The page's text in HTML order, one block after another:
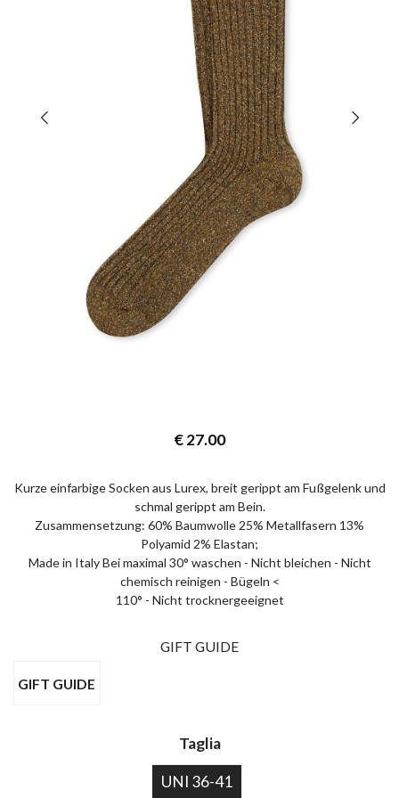
€27.00
Kurze einfarbige Socken aus Lurex, breit gerippt am Fußgelenk und
schmal gerippt am Bein.
Zusammensetzung: 60% Baumwolle 25% Metallfasern 13%
Polyamid 2% Elastan;
Made in Italy Bei maximal 30° waschen - Nicht bleichen - Nicht
chemisch reinigen - Bügeln <
110° - Nicht trocknergeeignet
GIFT GUIDE
GIFT GUIDE
Taglia
UNI 36-41
EARLY ACCESS BLACK FRIDAY
Melden Sie sich für unseren Newsletter an und erhalten
Sie eine Vorschau auf unsere Black Friday-Angebote!
Ich bin damit einverstanden, Nachrichten und